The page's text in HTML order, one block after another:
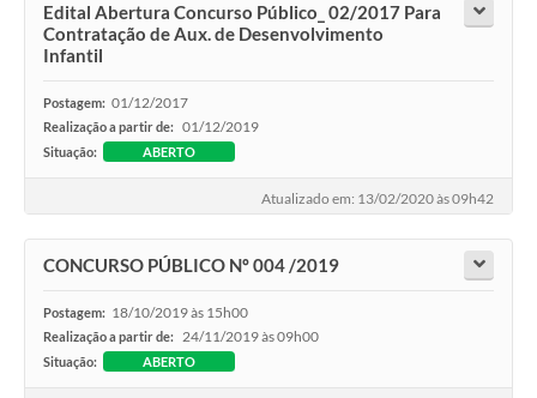
Edital Abertura Concurso Público_ 02/2017 Para
Contratação de Aux. de Desenvolvimento
Infantil
Postagem: 01/12/2017
Realização a partir de: 01/12/2019
Situação: ABERTO
Atualizado em: 13/02/2020 às 09h42
CONCURSO PÚBLICO Nº 004 /2019
Postagem: 18/10/2019 às 15h00
Realização a partir de: 24/11/2019 às 09h00
Situação: ABERTO